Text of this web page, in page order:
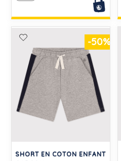
-50%
SHORT EN COTON ENFANT